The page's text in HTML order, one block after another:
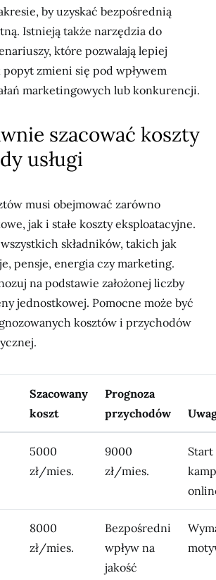
by uzyskać bezpośrednią
Istnieją także narzędzia do
które pozwalają lepiej
zmieni się pod wpływem
marketingowych lub konkurencji.
szacować koszty
usługi
musi obejmować zarówno
jak i stałe koszty eksploatacyjne.
składników, takich jak
pensje, energia czy marketing.
na podstawie założonej liczby
jednostkowej. Pomocne może być
kosztów i przychodów
Szacowany
koszt
Prognoza
przychodów
5000
zł/mies.
9000
zł/mies.
Start
8000
zł/mies.
Bezpośredni
wpływ na
jakość